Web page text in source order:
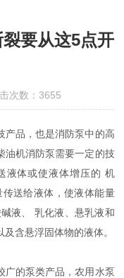
要从这5点开
次数：3655
产品，也是消防泵中的高
油机消防泵需要一定的技
液体或使液体增压的 机
送给液体，使液体能量
液、 乳化液、悬乳液和
含悬浮固体物的液体。
的泵类产品，农用水泵